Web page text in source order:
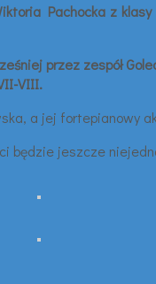
Pachocka z klasy
przez zespół
VIII.
a jej fortepianowy
będzie jeszcze